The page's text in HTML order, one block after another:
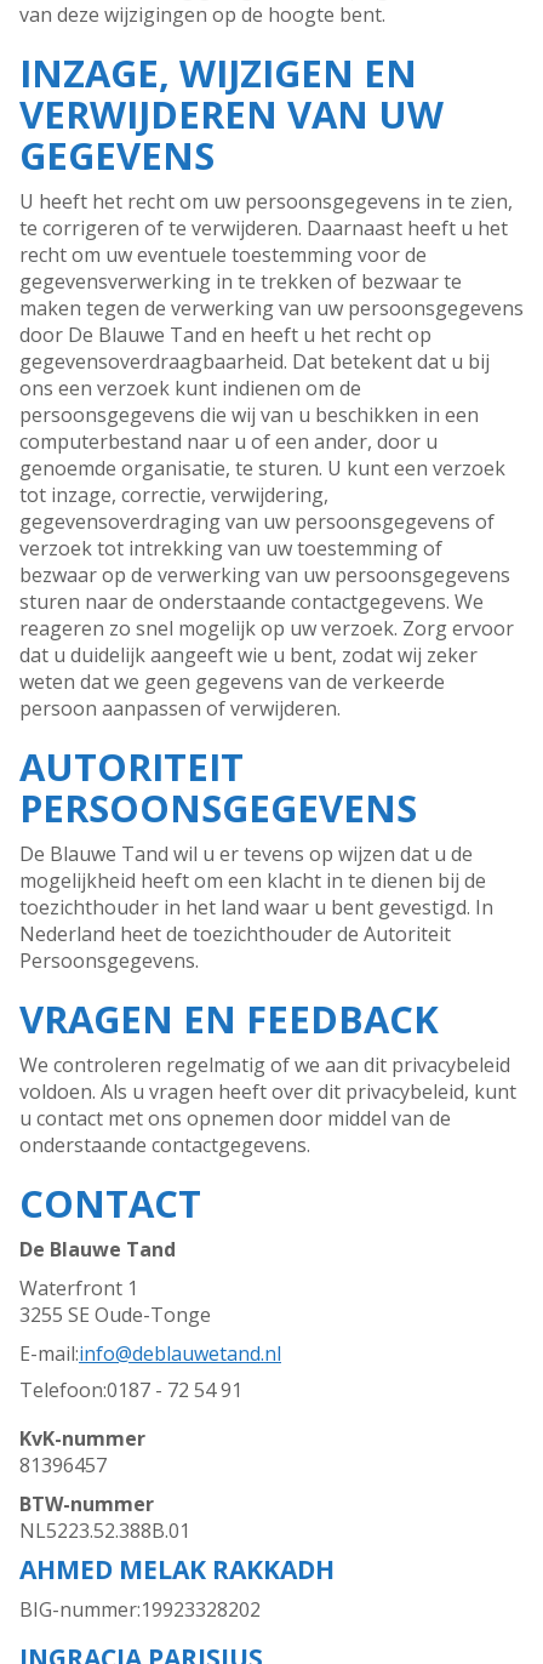
van deze wijzigingen op de hoogte bent.
INZAGE, WIJZIGEN EN
VERWIJDEREN VAN UW
GEGEVENS
U heeft het recht om uw persoonsgegevens in te zien,
te corrigeren of te verwijderen. Daarnaast heeft u het
recht om uw eventuele toestemming voor de
gegevensverwerking in te trekken of bezwaar te
maken tegen de verwerking van uw persoonsgegevens
door De Blauwe Tand en heeft u het recht op
gegevensoverdraagbaarheid. Dat betekent dat u bij
ons een verzoek kunt indienen om de
persoonsgegevens die wij van u beschikken in een
computerbestand naar u of een ander, door u
genoemde organisatie, te sturen. U kunt een verzoek
tot inzage, correctie, verwijdering,
gegevensoverdraging van uw persoonsgegevens of
verzoek tot intrekking van uw toestemming of
bezwaar op de verwerking van uw persoonsgegevens
sturen naar de onderstaande contactgegevens. We
reageren zo snel mogelijk op uw verzoek. Zorg ervoor
dat u duidelijk aangeeft wie u bent, zodat wij zeker
weten dat we geen gegevens van de verkeerde
persoon aanpassen of verwijderen.
AUTORITEIT
PERSOONSGEGEVENS
De Blauwe Tand wil u er tevens op wijzen dat u de
mogelijkheid heeft om een klacht in te dienen bij de
toezichthouder in het land waar u bent gevestigd. In
Nederland heet de toezichthouder de Autoriteit
Persoonsgegevens.
VRAGEN EN FEEDBACK
We controleren regelmatig of we aan dit privacybeleid
voldoen. Als u vragen heeft over dit privacybeleid, kunt
u contact met ons opnemen door middel van de
onderstaande contactgegevens.
CONTACT
De Blauwe Tand
Waterfront 1
3255 SE Oude-Tonge
E-mail:info@deblauwetand.nl
Telefoon:0187 - 72 54 91
KvK-nummer
81396457
BTW-nummer
NL5223.52.388B.01
AHMED MELAK RAKKADH
BIG-nummer:19923328202